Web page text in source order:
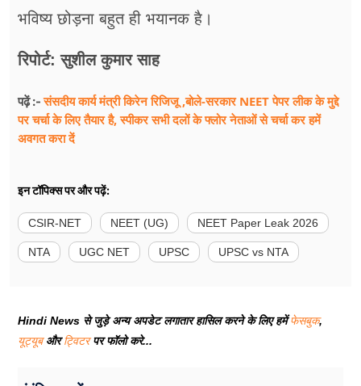
भविष्य छोड़ना बहुत ही भयानक है।
रिपोर्ट: सुशील कुमार साह
पढ़ें :-संसदीय कार्य मंत्री किरेन रिजिजू ,बोले-सरकार NEET पेपर लीक के मुद्दे
पर चर्चा के लिए तैयार है, स्पीकर सभी दलों के फ्लोर नेताओं से चर्चा कर हमें
अवगत करा दें
इन टॉपिक्स पर और पढ़ें:
CSIR-NET NEET (UG) NEET Paper Leak 2026
NTA UGC NET UPSC UPSC vs NTA
Hindi News से जुड़े अन्य अपडेट लगातार हासिल करने के लिए हमेंफेसबुक,
यूट्यूबऔरट्विटरपर फॉलो करे...